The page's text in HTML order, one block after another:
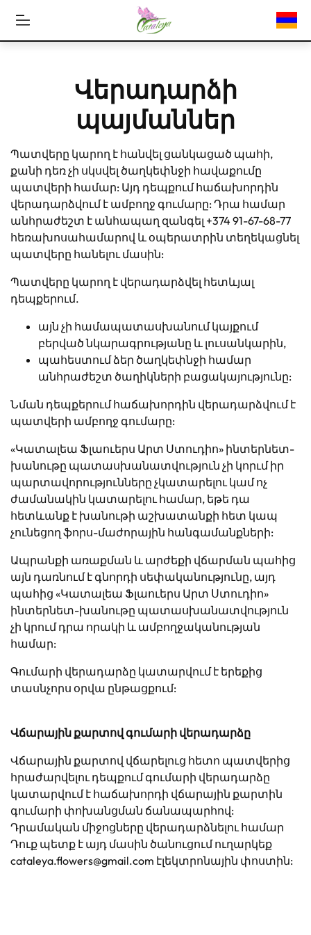
Վերադարձի
պայմաններ
Պատվերը կարող է հանվել ցանկացած պահի,
քանի դեռ չի սկսվել ծաղկեփնջի հավաքումը
պատվերի համար: Այդ դեպքում հաճախորդին
վերադարձվում է ամբողջ գումարը: Դրա համար
անհրաժեշտ է անհապաղ զանգել +374 91-67-68-77
հեռախոսահամարով և օպերատրին տեղեկացնել
պատվերը հանելու մասին:
Պատվերը կարող է վերադարձվել հետևյալ
դեպքերում.
այն չի համապատասխանում կայքում
բերված նկարագրությանը և լուսանկարին,
պահեստում ձեր ծաղկեփնջի համար
անհրաժեշտ ծաղիկների բացակայությունը:
Նման դեպքերում հաճախորդին վերադարձվում է
պատվերի ամբողջ գումարը:
«Կատալեա Ֆլաուերս Արտ Ստուդիո» ինտերնետ-
խանութը պատասխանատվություն չի կորւմ իր
պարտավորությունները չկատարելու կամ ոչ
ժամանակին կատարելու համար, եթե դա
հետևանք է խանութի աշխատանքի հետ կապ
չունեցող ֆորս-մաժորային հանգամանքների:
Ապրանքի առաքման և արժեքի վճարման պահից
այն դառնում է գնորդի սեփականությունը, այդ
պահից «Կատալեա Ֆլաուերս Արտ Ստուդիո»
ինտերնետ-խանութը պատասխանատվություն
չի կրում դրա որակի և ամբողջականության
համար:
Գումարի վերադարձը կատարվում է երեքից
տասնչորս օրվա ընթացքում:
Վճարային քարտով գումարի վերադարձը
Վճարային քարտով վճարելուց հետո պատվերից
հրաժարվելու դեպքում գումարի վերադարձը
կատարվում է հաճախորդի վճարային քարտին
գումարի փոխանցման ճանապարհով:
Դրամական միջոցները վերադարձնելու համար
Դուք պետք է այդ մասին ծանուցում ուղարկեք
cataleya.flowers@gmail.com էլեկտրոնային փոստին: